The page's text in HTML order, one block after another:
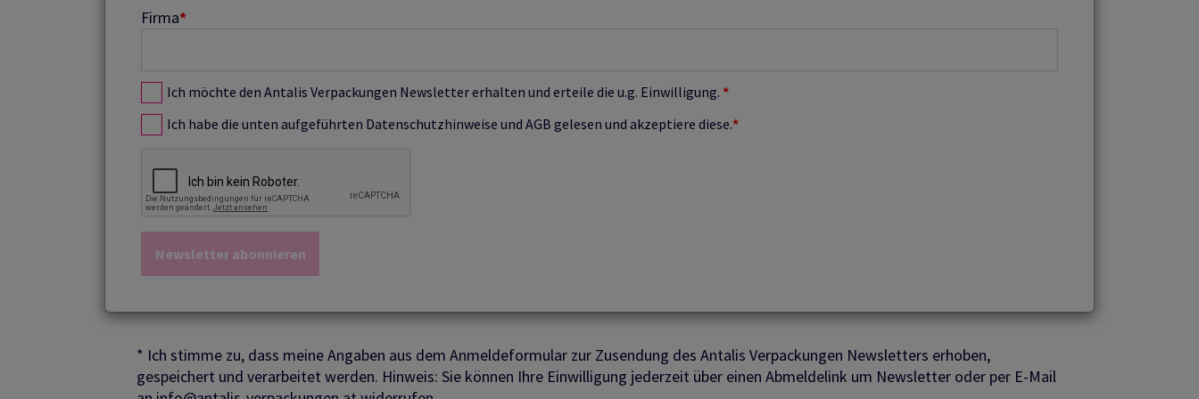
Firma*
Ich möchte den Antalis Verpackungen Newsletter erhalten und erteile die u.g. Einwilligung. *
Ich habe die unten aufgeführten Datenschutzhinweise und AGB gelesen und akzeptiere diese.*
* Ich stimme zu, dass meine Angaben aus dem Anmeldeformular zur Zusendung des Antalis Verpackungen Newsletters erhoben,
gespeichert und verarbeitet werden. Hinweis: Sie können Ihre Einwilligung jederzeit über einen Abmeldelink um Newsletter oder per E-Mail